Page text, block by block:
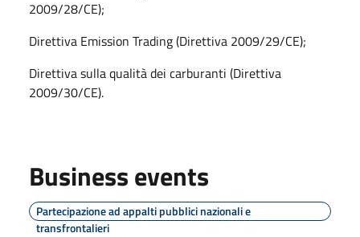
2009/28/CE);
Direttiva Emission Trading (Direttiva 2009/29/CE);
Direttiva sulla qualità dei carburanti (Direttiva
2009/30/CE).
Business events
Partecipazione ad appalti pubblici nazionali e
transfrontalieri